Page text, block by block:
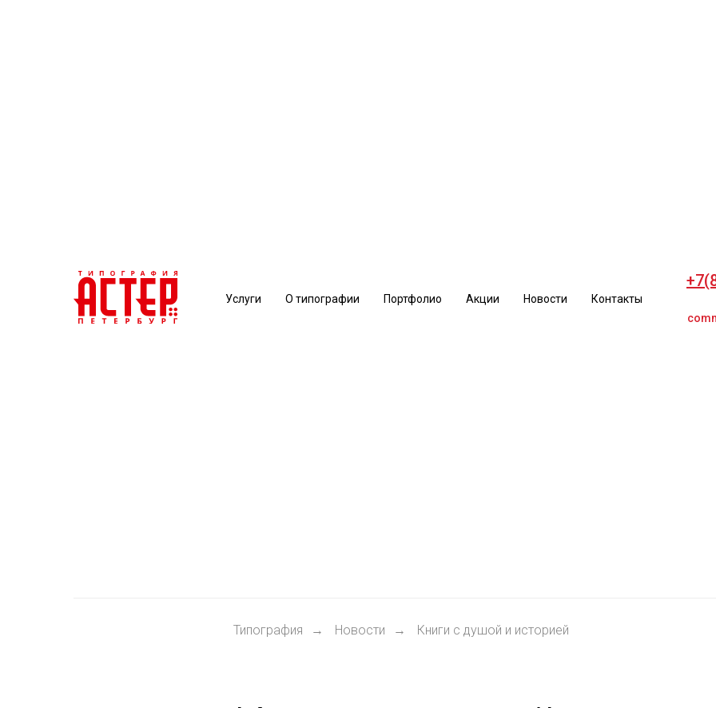
Услуги О типографии Портфолио Акции Новости Контакты
Типография → Новости → Книги с душой и историей